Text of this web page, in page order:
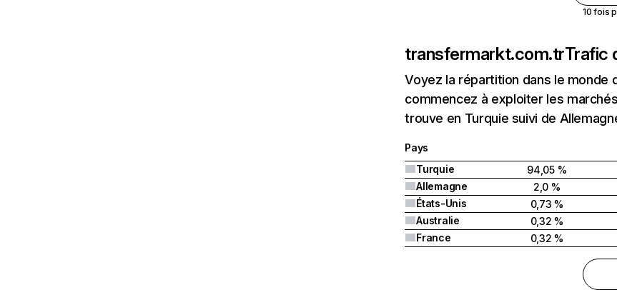
10 fois
transfermarkt.com.trTrafic
Voyez la répartition dans le
commencez à exploiter les
trouve en Turquie suivi de
Pays
Turquie
94,05 %
Allemagne
2,0 %
États-Unis
0,73 %
Australie
0,32 %
France
0,32 %